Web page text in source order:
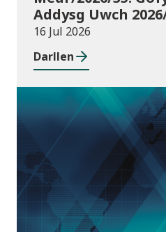
Addysg Uwch
16 Jul 2026
Darllen